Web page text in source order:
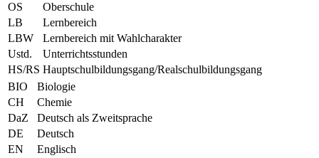
OS
Oberschule
LB
Lernbereich
LBW
Lernbereich mit Wahlcharakter
Ustd.
Unterrichtsstunden
HS/RS Hauptschulbildungsgang/Realschulbildungsgang
BIO
Biologie
CH
Chemie
DaZ
Deutsch als Zweitsprache
DE
Deutsch
EN
Englisch